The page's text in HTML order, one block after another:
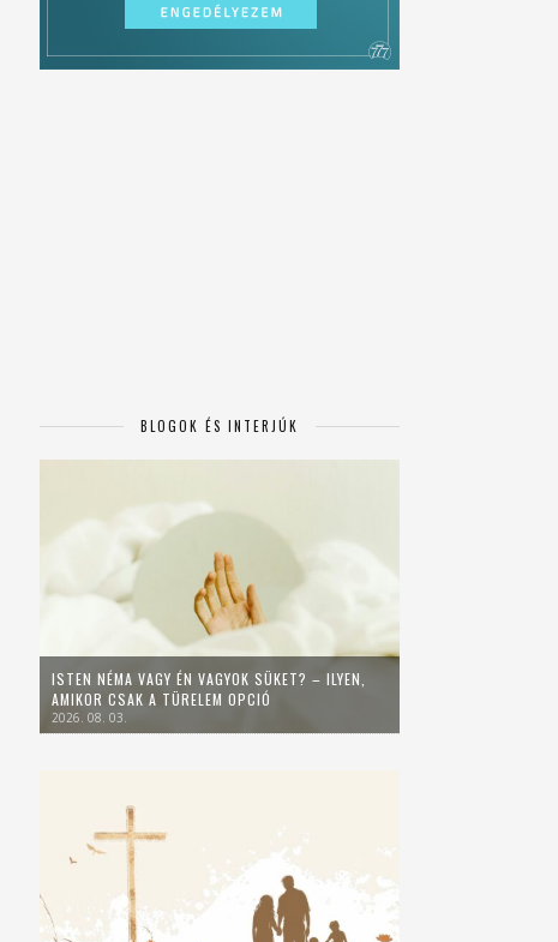
BLOGOK ÉS INTERJÚK
ISTEN NÉMA VAGY ÉN VAGYOK SÜKET? – ILYEN,
AMIKOR CSAK A TÜRELEM OPCIÓ
2026. 08. 03.